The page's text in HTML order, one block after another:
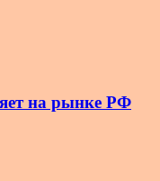
на рынке РФ